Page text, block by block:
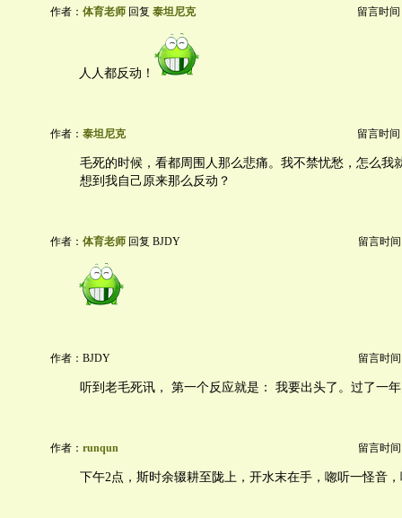
作者： 体育老师 回复 泰坦尼克 留言时间
人人都反动！
作者： 泰坦尼克 留言时间
毛死的时候，看都周围人那么悲痛。我不禁忧愁，怎么我
想到我自己原来那么反动？
作者： 体育老师 回复 BJDY 留言时间
作者：BJDY 留言时间
听到老毛死讯， 第一个反应就是： 我要出头了。过了一
作者： runqun 留言时间
下午2点，斯时余辍耕至陇上，开水末在手，唿听一怪音